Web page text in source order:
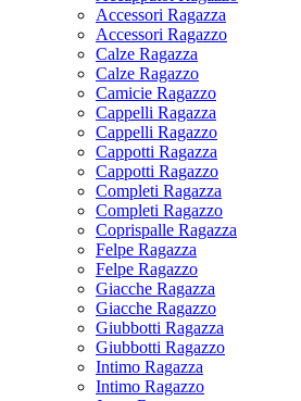
Accessori Ragazza
Accessori Ragazzo
Calze Ragazza
Calze Ragazzo
Camicie Ragazzo
Cappelli Ragazza
Cappelli Ragazzo
Cappotti Ragazza
Cappotti Ragazzo
Completi Ragazza
Completi Ragazzo
Coprispalle Ragazza
Felpe Ragazza
Felpe Ragazzo
Giacche Ragazza
Giacche Ragazzo
Giubbotti Ragazza
Giubbotti Ragazzo
Intimo Ragazza
Intimo Ragazzo